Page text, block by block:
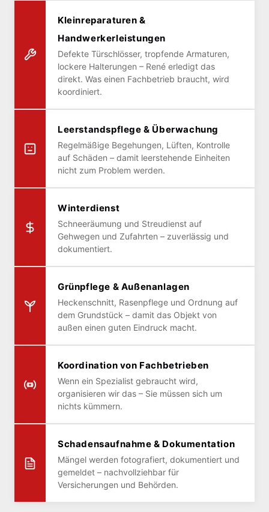
Kleinreparaturen &
Handwerkerleistungen
Defekte Türschlösser, tropfende Armaturen,
lockere Halterungen – René erledigt das
direkt. Was einen Fachbetrieb braucht, wird
koordiniert.
Leerstandspflege & Überwachung
Regelmäßige Begehungen, Lüften, Kontrolle
auf Schäden – damit leerstehende Einheiten
nicht zum Problem werden.
Winterdienst
Schneeräumung und Streudienst auf
Gehwegen und Zufahrten – zuverlässig und
dokumentiert.
Grünpflege & Außenanlagen
Heckenschnitt, Rasenpflege und Ordnung auf
dem Grundstück – damit das Objekt von
außen einen guten Eindruck macht.
Koordination von Fachbetrieben
Wenn ein Spezialist gebraucht wird,
organisieren wir das – Sie müssen sich um
nichts kümmern.
Schadensaufnahme & Dokumentation
Mängel werden fotografiert, dokumentiert und
gemeldet – nachvollziehbar für
Versicherungen und Behörden.